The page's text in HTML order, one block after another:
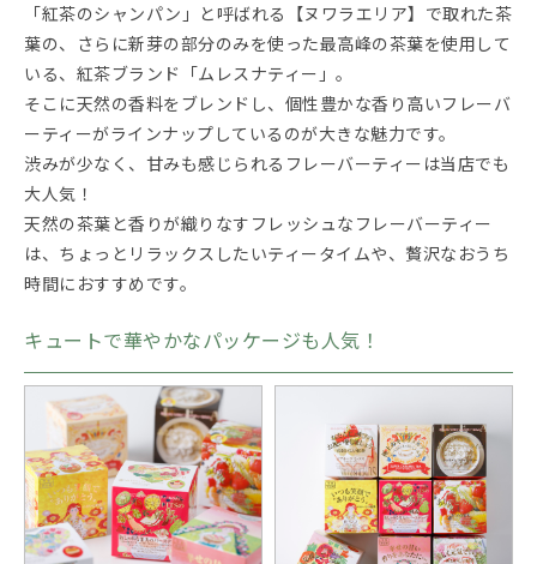
「紅茶のシャンパン」と呼ばれる【ヌワラエリア】で取れた茶
葉の、さらに新芽の部分のみを使った最高峰の茶葉を使用して
いる、紅茶ブランド「ムレスナティー」。
そこに天然の香料をブレンドし、個性豊かな香り高いフレーバ
ーティーがラインナップしているのが大きな魅力です。
渋みが少なく、甘みも感じられるフレーバーティーは当店でも
大人気！
天然の茶葉と香りが織りなすフレッシュなフレーバーティー
は、ちょっとリラックスしたいティータイムや、贅沢なおうち
時間におすすめです。
キュートで華やかなパッケージも人気！